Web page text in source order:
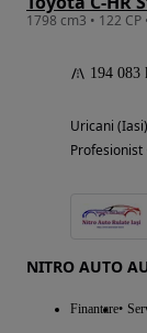
1798 cm3 • 122
194 083
Uricani (Iasi)
Profesionist
NITRO AUTO
Finantare